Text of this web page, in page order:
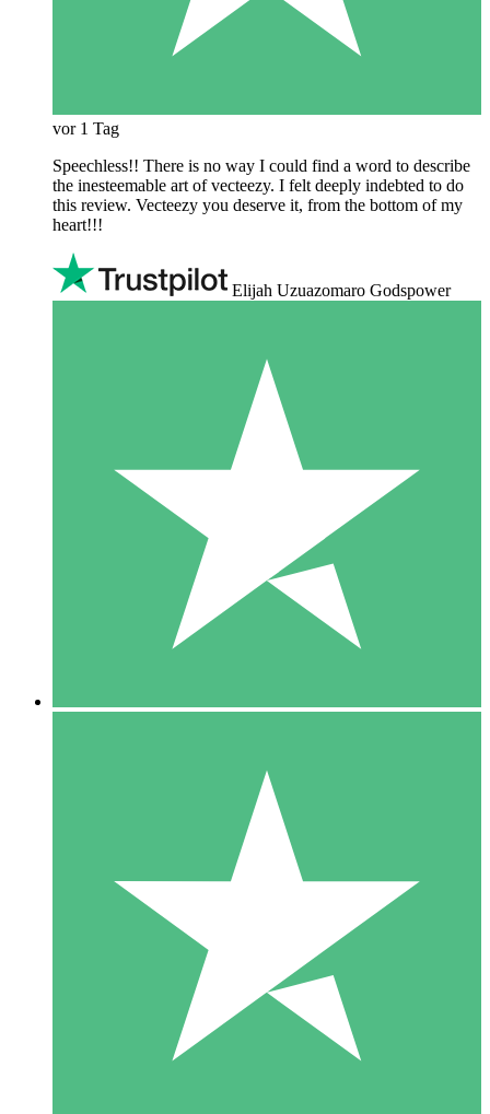
vor 1 Tag
Speechless!! There is no way I could find a word to describe
the inesteemable art of vecteezy. I felt deeply indebted to do
this review. Vecteezy you deserve it, from the bottom of my
heart!!!
Elijah Uzuazomaro Godspower